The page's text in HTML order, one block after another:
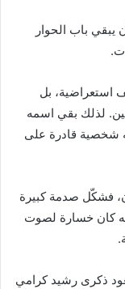
باب الحوار
استعراضية، بل
لذلك بقي اسمه
شخصية قادرة على
فشكّل صدمة كبيرة
كان خسارة لصوت
ذكرى رشيد كرامي